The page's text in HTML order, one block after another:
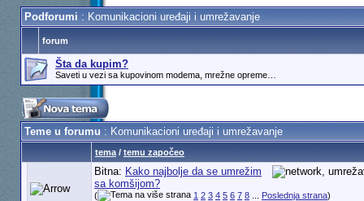
Podforumi : Komunikacioni uređaji i umrežavanje
forum
Šta da kupim?
Saveti u vezi sa kupovinom modema, mrežne opreme…
Teme u forumu: Komunikacioni uređaji i umrežavanje
tema/ temu započeo
Bitna: Kako najbolje da se umrežim
sa komšijom?
( 1 2 3 4 5 6 7 8... Poslednja strana)